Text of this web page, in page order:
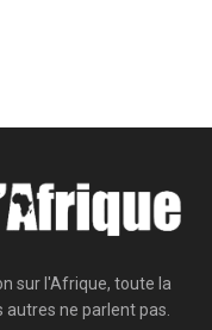
sur l'Afrique, toute la
ne parlent pas.